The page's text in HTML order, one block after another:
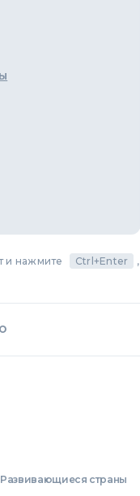
и нажмите Ctrl+Enter
,
страны